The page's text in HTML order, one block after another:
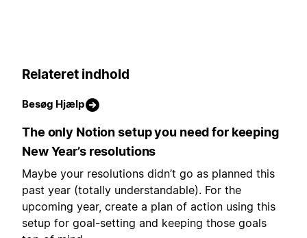
Relateret indhold
Besøg Hjælp
The only Notion setup you need for keeping
New Year’s resolutions
Maybe your resolutions didn’t go as planned this
past year (totally understandable). For the
upcoming year, create a plan of action using this
setup for goal-setting and keeping those goals